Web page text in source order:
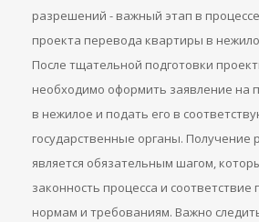
разрешений - важный этап в
проекта перевода квартиры в
После тщательной подготовки
необходимо оформить заявление на
в нежилое и подать его в
государственные органы. Получение
является обязательным шагом,
законность процесса и соответствие
нормам и требованиям. Важно